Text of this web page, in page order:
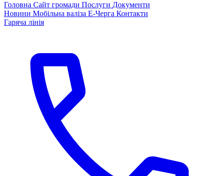
Головна Сайт громади Послуги Документи
Новини Мобільна валіза Е-Черга Контакти
Гаряча лінія